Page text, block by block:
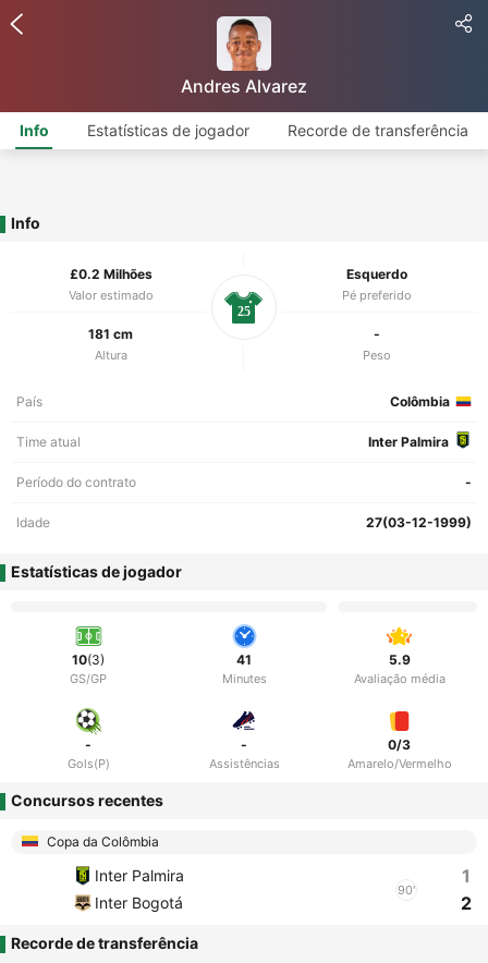
Andres Alvarez
Info Estatísticas de jogador Recorde de transferência
Info
£0.2 Milhões
Valor estimado
Esquerdo
Pé preferido
181 cm
Altura
-
Peso
25
País Colômbia
Time atual Inter Palmira
Período do contrato -
Idade 27(03-12-1999)
Estatísticas de jogador
10(3)
GS/GP
41
Minutes
5.9
Avaliação média
-
Gols(P)
-
Assistências
0/3
Amarelo/Vermelho
Concursos recentes
Copa da Colômbia
Inter Palmira
Inter Bogotá
90'
1
2
Recorde de transferência